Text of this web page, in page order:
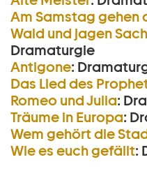
Am Samstag gehen
Wald und jagen
Dramaturgie
Antigone:
Das Lied des
Romeo und Julia:
Träume in Europa:
Wem gehört die
Wie es euch gefällt: